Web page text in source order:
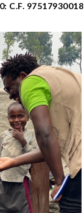
C.F. 97517930018